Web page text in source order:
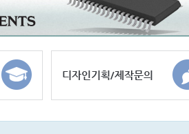
디자인기획/제작문의